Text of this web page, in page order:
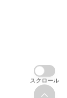
スクロール